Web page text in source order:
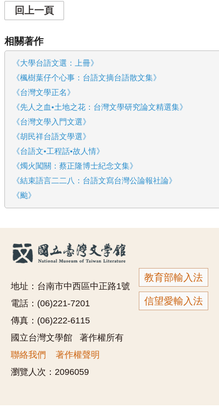
回上一頁
相關著作
《大學台語文選：上冊》
《楓樹葉仔个心事：台語文摘台語散文集》
《台灣文學正名》
《先人之血•土地之花：台灣文學研究論文精選集》
《台灣文學入門文選》
《胡民祥台語文學選》
《台語文•工程話•故人情》
《燭火闖關：蔡正隆博士紀念文集》
《結束語言二二八：台語文寫台灣公論報社論》
《颱》
教育部輸入法
信望愛輸入法
地址：台南市中西區中正路1號
電話：(06)221-7201
傳真：(06)222-6115
國立台灣文學館 著作權所有
聯絡我們
著作權聲明
瀏覽人次： 2096059